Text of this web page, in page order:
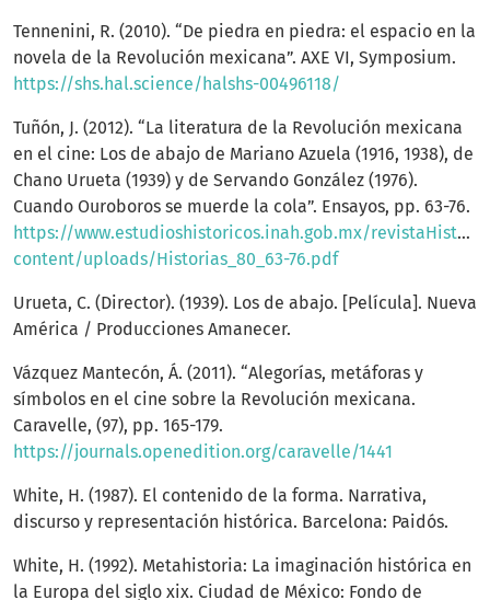
Tennenini, R. (2010). “De piedra en piedra: el espacio en la
novela de la Revolución mexicana”. AXE VI, Symposium.
https://shs.hal.science/halshs-00496118/
Tuñón, J. (2012). “La literatura de la Revolución mexicana
en el cine: Los de abajo de Mariano Azuela (1916, 1938), de
Chano Urueta (1939) y de Servando González (1976).
Cuando Ouroboros se muerde la cola”. Ensayos, pp. 63-76.
https://www.estudioshistoricos.inah.gob.mx/
content/uploads/Historias_80_63-76.pdf
Urueta, C. (Director). (1939). Los de abajo. [Película]. Nueva
América / Producciones Amanecer.
Vázquez Mantecón, Á. (2011). “Alegorías, metáforas y
símbolos en el cine sobre la Revolución mexicana.
Caravelle, (97), pp. 165-179.
https://journals.openedition.org/caravelle/1441
White, H. (1987). El contenido de la forma. Narrativa,
discurso y representación histórica. Barcelona: Paidós.
White, H. (1992). Metahistoria: La imaginación histórica en
la Europa del siglo xix. Ciudad de México: Fondo de